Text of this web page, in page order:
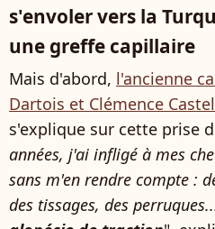
s'envoler vers la
une greffe capillaire
Mais d'abord, l'ancienne
Dartois et Clémence
s'explique sur cette prise
années, j'ai infligé à mes
sans m'en rendre compte :
des tissages, des